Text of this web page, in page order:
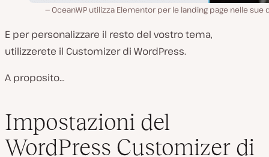
OceanWP utilizza Elementor per le landing page nelle sue
E per personalizzare il resto del vostro tema,
utilizzerete il Customizer di WordPress.
A proposito…
Impostazioni del
WordPress Customizer di